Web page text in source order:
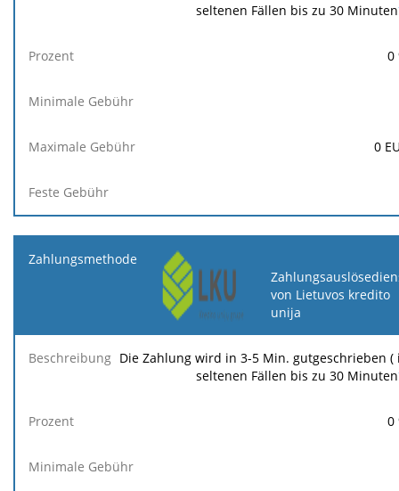
seltenen Fällen bis zu 30 Minuten
0
0
von Lietuvos kredito
unija
Die Zahlung wird in 3-5 Min. gutgeschrieben (
seltenen Fällen bis zu 30 Minuten
0